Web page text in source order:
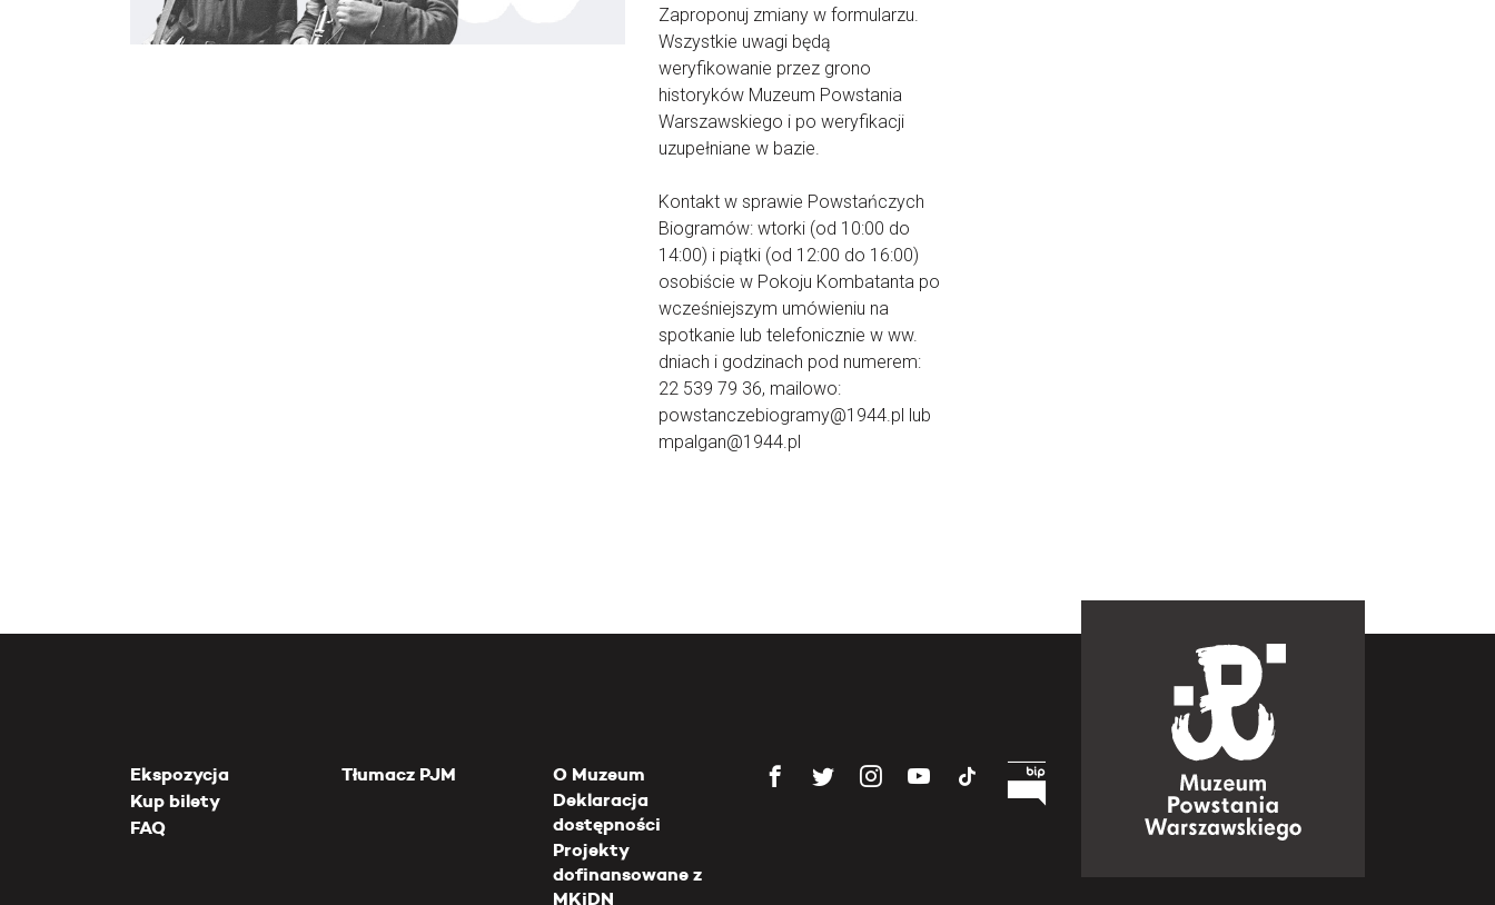
Zaproponuj zmiany w formularzu.
Wszystkie uwagi będą
weryfikowanie przez grono
historyków Muzeum Powstania
Warszawskiego i po weryfikacji
uzupełniane w bazie.
Kontakt w sprawie Powstańczych
Biogramów: wtorki (od 10:00 do
14:00) i piątki (od 12:00 do 16:00)
osobiście w Pokoju Kombatanta po
wcześniejszym umówieniu na
spotkanie lub telefonicznie w ww.
dniach i godzinach pod numerem:
22 539 79 36, mailowo:
powstanczebiogramy@1944.pl lub
mpalgan@1944.pl
Ekspozycja
Kup bilety
FAQ
Tłumacz PJM
O Muzeum
Deklaracja
dostępności
Projekty
dofinansowane z
MKiDN